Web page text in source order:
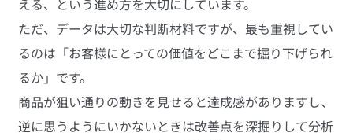
える、という進め方を大切にしています。
ただ、データは大切な判断材料ですが、最も重視してい
るのは「お客様にとっての価値をどこまで掘り下げられ
るか」です。
商品が狙い通りの動きを見せると達成感がありますし、
逆に思うようにいかないときは改善点を深掘りして分析